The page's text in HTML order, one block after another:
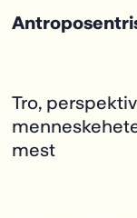
Tro,
mest